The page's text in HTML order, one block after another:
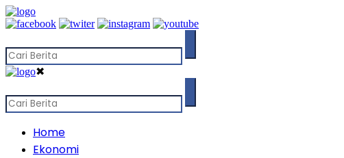
✖
Home
Ekonomi